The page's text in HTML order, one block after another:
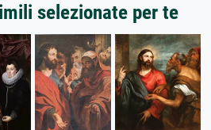
selezionate per te